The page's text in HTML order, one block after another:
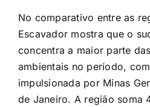
No comparativo entre as
Escavador mostra que o
concentra a maior parte
ambientais no período,
impulsionada por Minas
de Janeiro. A região soma